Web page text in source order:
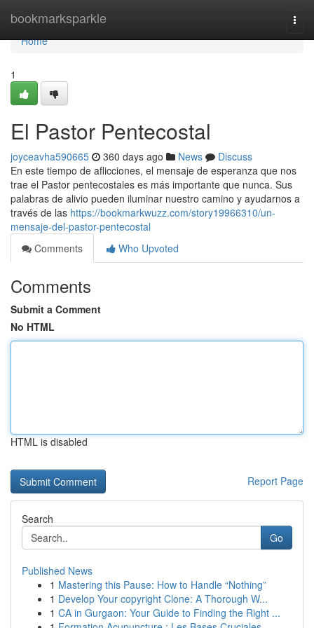
bookmarksparkle
Home
Home
1
El Pastor Pentecostal
joyceavha590665 360 days ago News
Discuss
En este tiempo de aflicciones, el mensaje de esperanza que nos
trae el Pastor pentecostales es más importante que nunca. Sus
palabras de alivio pueden iluminar nuestro camino y ayudarnos a
través de las https://bookmarkwuzz.com/story19966310/un-
mensaje-del-pastor-pentecostal
Comments
Who Upvoted
Comments
Submit a Comment
No HTML
HTML is disabled
Report Page
Search
Go
Published News
1 Mastering this Pause: How to Handle “Nothing”
1 Develop Your copyright Clone: A Thorough W...
1 CA in Gurgaon: Your Guide to Finding the Right ...